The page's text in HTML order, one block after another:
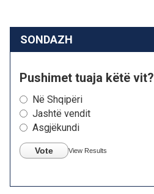
SONDAZH
Pushimet tuaja këtë vit?
Në Shqipëri
Jashtë vendit
Asgjëkundi
Vote View Results